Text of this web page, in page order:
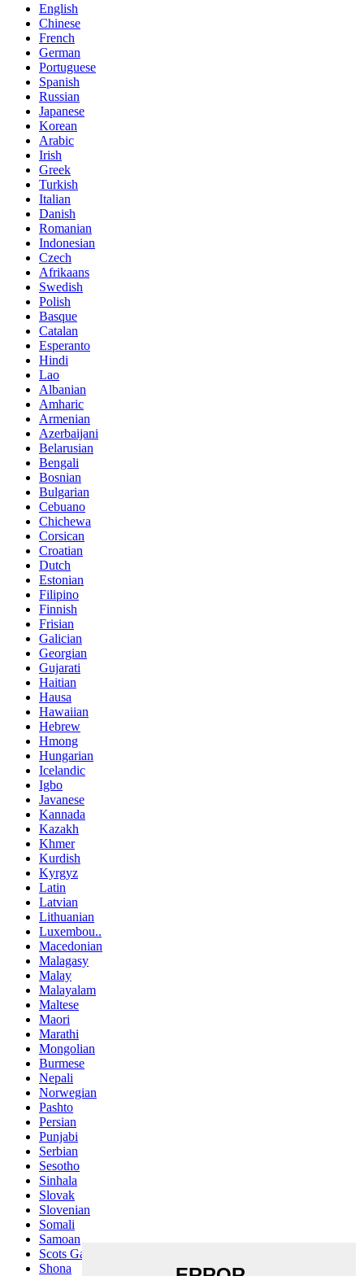
English
Chinese
French
German
Portuguese
Spanish
Russian
Japanese
Korean
Arabic
Irish
Greek
Turkish
Italian
Danish
Romanian
Indonesian
Czech
Afrikaans
Swedish
Polish
Basque
Catalan
Esperanto
Hindi
Lao
Albanian
Amharic
Armenian
Azerbaijani
Belarusian
Bengali
Bosnian
Bulgarian
Cebuano
Chichewa
Corsican
Croatian
Dutch
Estonian
Filipino
Finnish
Frisian
Galician
Georgian
Gujarati
Haitian
Hausa
Hawaiian
Hebrew
Hmong
Hungarian
Icelandic
Igbo
Javanese
Kannada
Kazakh
Khmer
Kurdish
Kyrgyz
Latin
Latvian
Lithuanian
Luxembou..
Macedonian
Malagasy
Malay
Malayalam
Maltese
Maori
Marathi
Mongolian
Burmese
Nepali
Norwegian
Pashto
Persian
Punjabi
Serbian
Sesotho
Sinhala
Slovak
Slovenian
Somali
Samoan
Scots Gaelic
Shona